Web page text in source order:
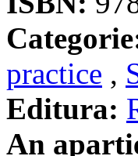
practice ,
Editura:
An